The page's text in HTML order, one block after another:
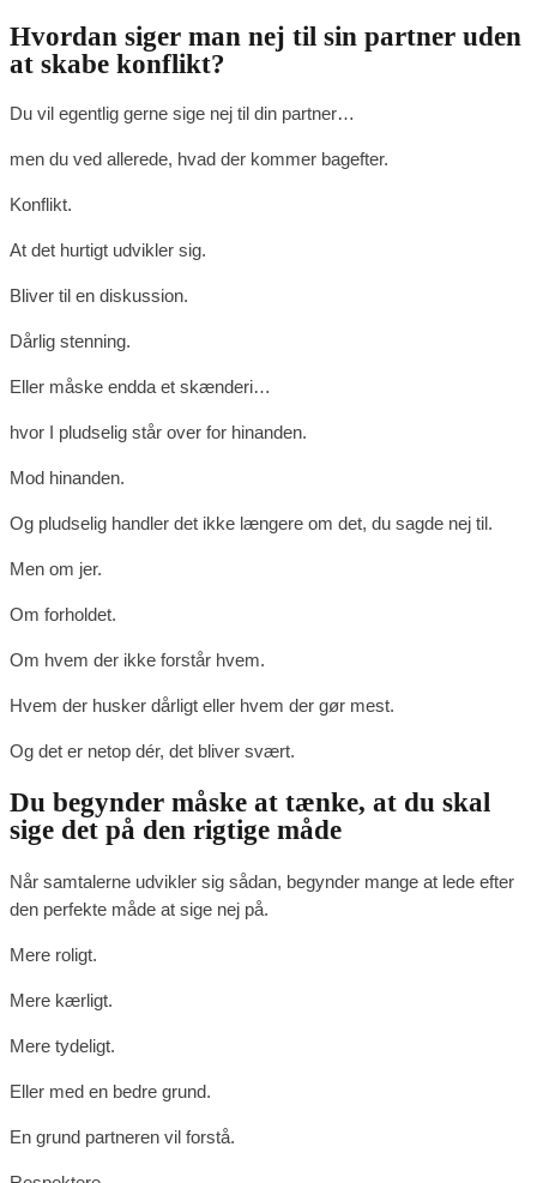
Hvordan siger man nej til sin partner uden
at skabe konflikt?
Du vil egentlig gerne sige nej til din partner…
men du ved allerede, hvad der kommer bagefter.
Konflikt.
At det hurtigt udvikler sig.
Bliver til en diskussion.
Dårlig stenning.
Eller måske endda et skænderi…
hvor I pludselig står over for hinanden.
Mod hinanden.
Og pludselig handler det ikke længere om det, du sagde nej til.
Men om jer.
Om forholdet.
Om hvem der ikke forstår hvem.
Hvem der husker dårligt eller hvem der gør mest.
Og det er netop dér, det bliver svært.
Du begynder måske at tænke, at du skal
sige det på den rigtige måde
Når samtalerne udvikler sig sådan, begynder mange at lede efter
den perfekte måde at sige nej på.
Mere roligt.
Mere kærligt.
Mere tydeligt.
Eller med en bedre grund.
En grund partneren vil forstå.